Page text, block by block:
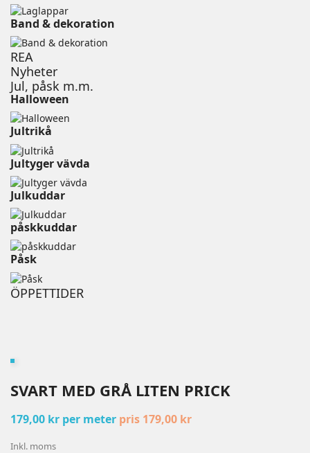
Band & dekoration
REA
Nyheter
Jul, påsk m.m.
Halloween
Jultrikå
Jultyger vävda
Julkuddar
påskkuddar
Påsk
ÖPPETTIDER
SVART MED GRÅ LITEN PRICK
179,00 kr per meter pris 179,00 kr
Inkl. moms